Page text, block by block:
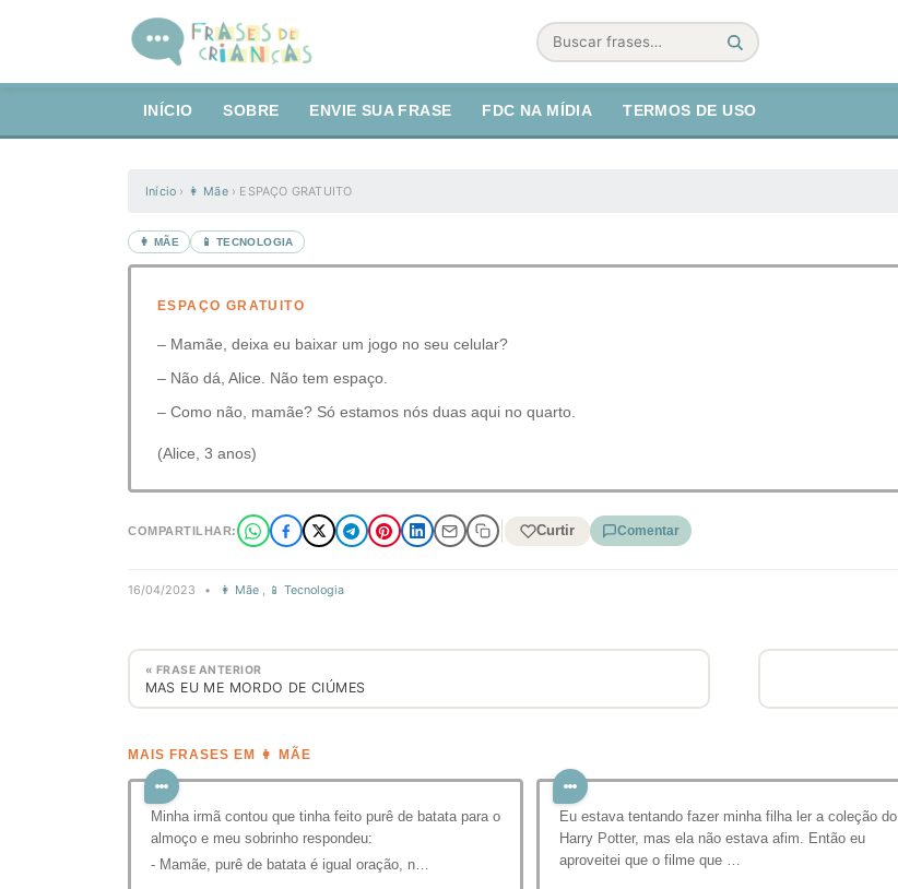
Buscar
INÍCIO SOBRE ENVIE SUA FRASE FDC NA MÍDIA TERMOS DE USO
Início › 👩 Mãe › ESPAÇO GRATUITO
👩 MÃE 📱 TECNOLOGIA
ESPAÇO GRATUITO
– Mamãe, deixa eu baixar um jogo no seu celular?
– Não dá, Alice. Não tem espaço.
– Como não, mamãe? Só estamos nós duas aqui no quarto.
(Alice, 3 anos)
COMPARTILHAR: Curtir Comentar
16/04/2023 • 👩 Mãe , 📱 Tecnologia
« FRASE ANTERIOR
MAS EU ME MORDO DE CIÚMES
MAIS FRASES EM 👩 MÃE
Minha irmã contou que tinha feito purê de batata para o
almoço e meu sobrinho respondeu:
- Mamãe, purê de batata é igual oração, n…
Eu estava tentando fazer minha filha ler a coleção do
Harry Potter, mas ela não estava afim. Então eu
aproveitei que o filme que …